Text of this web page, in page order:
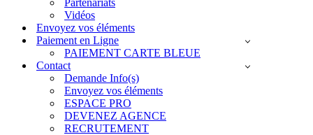
Partenariats
Vidéos
Envoyez vos éléments
Paiement en Ligne
PAIEMENT CARTE BLEUE
Contact
Demande Info(s)
Envoyez vos éléments
ESPACE PRO
DEVENEZ AGENCE
RECRUTEMENT